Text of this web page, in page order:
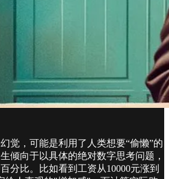
觉，可能是利用了人类想要“偷懒”的
倾向于以具体的绝对数字思考问题，
分比。比如看到工资从10000元涨到